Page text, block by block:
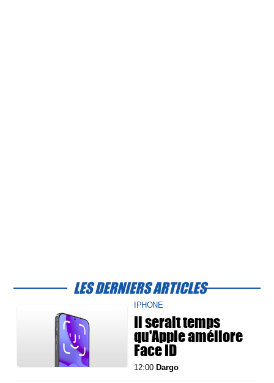
LES DERNIERS ARTICLES
IPHONE
Il serait temps
qu'Apple améliore
Face ID
12:00 Dargo